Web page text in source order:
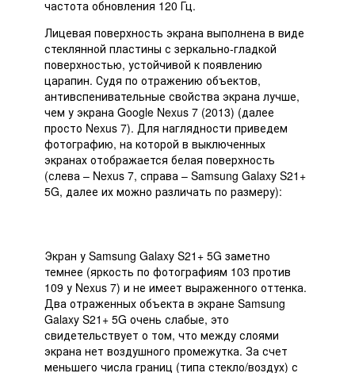
частота обновления 120 Гц.
Лицевая поверхность экрана выполнена в виде
стеклянной пластины с зеркально-гладкой
поверхностью, устойчивой к появлению
царапин. Судя по отражению объектов,
антивспенивательные свойства экрана лучше,
чем у экрана Google Nexus 7 (2013) (далее
просто Nexus 7). Для наглядности приведем
фотографию, на которой в выключенных
экранах отображается белая поверхность
(слева – Nexus 7, справа – Samsung Galaxy S21+
5G, далее их можно различать по размеру):
Экран у Samsung Galaxy S21+ 5G заметно
темнее (яркость по фотографиям 103 против
109 у Nexus 7) и не имеет выраженного оттенка.
Два отраженных объекта в экране Samsung
Galaxy S21+ 5G очень слабые, это
свидетельствует о том, что между слоями
экрана нет воздушного промежутка. За счет
меньшего числа границ (типа стекло/воздух) с